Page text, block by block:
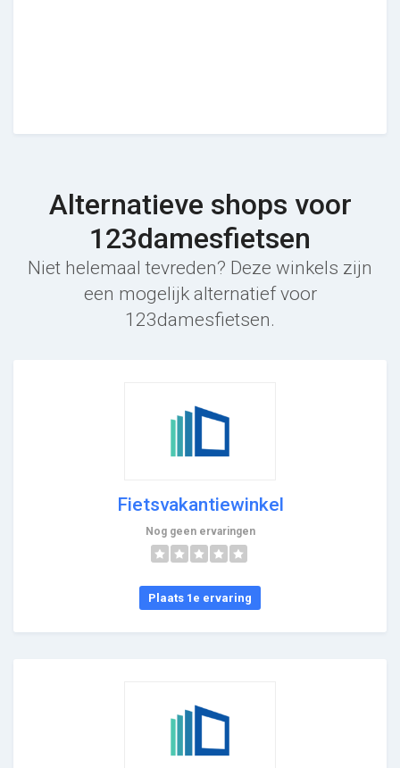
Alternatieve shops voor
123damesfietsen
Niet helemaal tevreden? Deze winkels zijn
een mogelijk alternatief voor
123damesfietsen.
Fietsvakantiewinkel
Nog geen ervaringen
Plaats 1e ervaring